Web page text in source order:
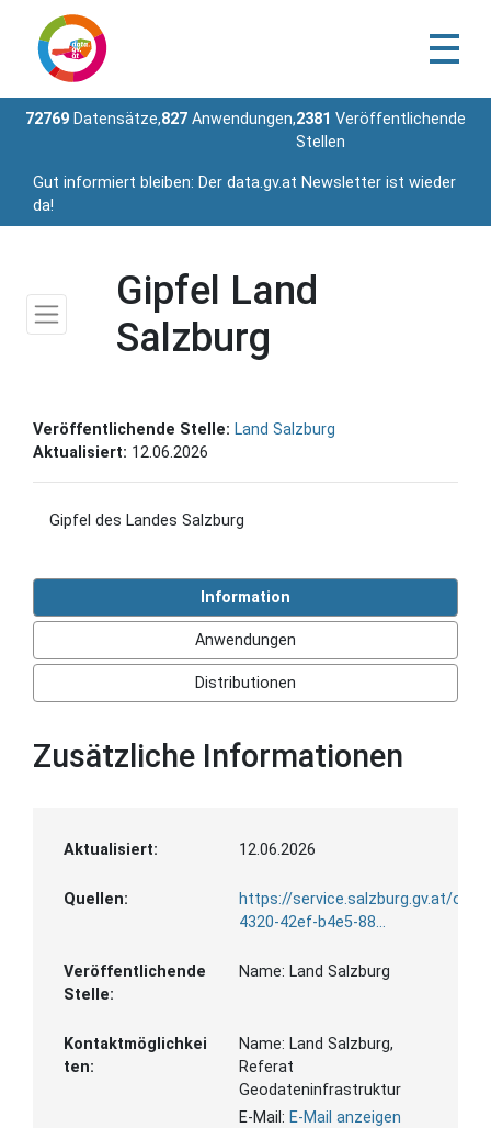
72769 Datensätze,827 Anwendungen,2381 Veröffentlichende
Stellen
Gut informiert bleiben: Der data.gv.at Newsletter ist wieder
da!
Gipfel Land
Salzburg
Veröffentlichende Stelle: Land Salzburg
Aktualisiert: 12.06.2026
Gipfel des Landes Salzburg
Information
Anwendungen
Distributionen
Zusätzliche Informationen
Aktualisiert: 12.06.2026
Quellen:
https://service.salzburg.gv.at/
4320-42ef-b4e5-88...
Veröffentlichende
Stelle:
Name: Land Salzburg
Kontaktmöglichkei
ten:
Name: Land Salzburg,
Referat
Geodateninfrastruktur
E-Mail: E-Mail anzeigen